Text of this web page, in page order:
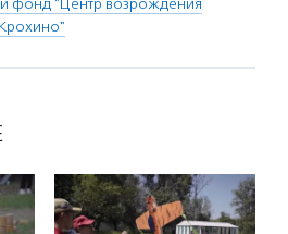
фонд "Центр возрождения